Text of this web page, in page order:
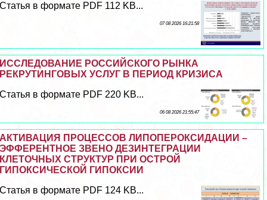
Статья в формате PDF 112 KB...
07 08 2026 16:21:58
ИССЛЕДОВАНИЕ РОССИЙСКОГО РЫНКА
РЕКРУТИНГОВЫХ УСЛУГ В ПЕРИОД КРИЗИСА
Статья в формате PDF 220 KB...
06 08 2026 21:55:47
АКТИВАЦИЯ ПРОЦЕССОВ ЛИПОПЕРОКСИДАЦИИ –
ЭФФЕРЕНТНОЕ ЗВЕНО ДЕЗИНТЕГРАЦИИ
КЛЕТОЧНЫХ СТРУКТУР ПРИ ОСТРОЙ
ГИПОКСИЧЕСКОЙ ГИПОКСИИ
Статья в формате PDF 124 KB...